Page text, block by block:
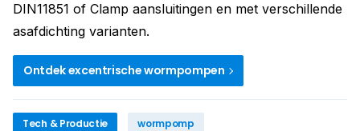
DIN11851 of Clamp aansluitingen en met verschillende
asafdichting varianten.
Ontdek excentrische wormpompen
Tech & Productie wormpomp